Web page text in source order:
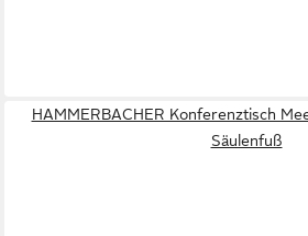
HAMMERBACHER Konferenztisch
Säulenfuß